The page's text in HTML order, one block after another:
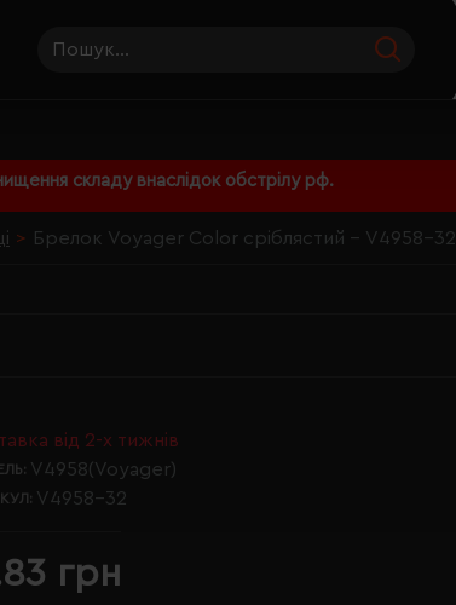
складу внаслідок обстрілу рф.
Брелок Voyager Color сріблястий - V4958-32
від 2-х тижнів
V4958(Voyager)
V4958-32
грн